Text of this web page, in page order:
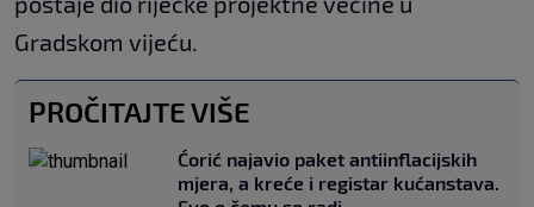
Gradskom vijeću.
PROČITAJTE VIŠE
Ćorić najavio paket antiinflacijskih
mjera, a kreće i registar kućanstava.